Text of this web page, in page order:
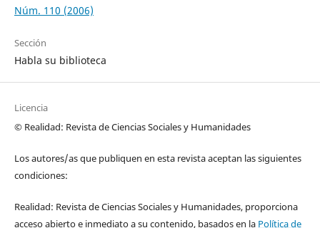
Núm. 110 (2006)
Sección
Habla su biblioteca
Licencia
© Realidad: Revista de Ciencias Sociales y Humanidades
Los autores/as que publiquen en esta revista aceptan las siguientes
condiciones:
Realidad: Revista de Ciencias Sociales y Humanidades, proporciona
acceso abierto e inmediato a su contenido, basados en la Política de